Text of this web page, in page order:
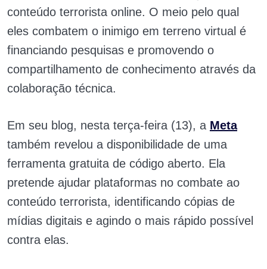
conteúdo terrorista online. O meio pelo qual
eles combatem o inimigo em terreno virtual é
financiando pesquisas e promovendo o
compartilhamento de conhecimento através da
colaboração técnica.
Em seu blog, nesta terça-feira (13), a Meta
também revelou a disponibilidade de uma
ferramenta gratuita de código aberto. Ela
pretende ajudar plataformas no combate ao
conteúdo terrorista, identificando cópias de
mídias digitais e agindo o mais rápido possível
contra elas.